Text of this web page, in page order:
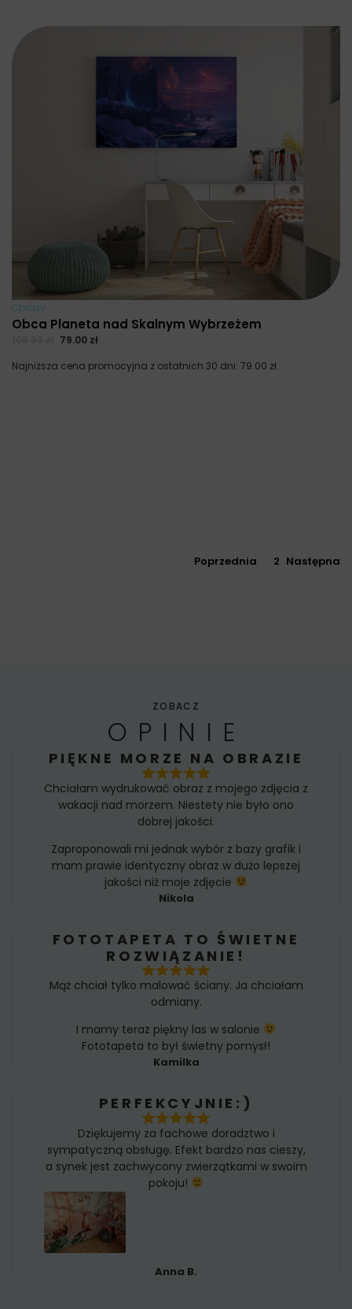
Obrazy
Obca Planeta nad Skalnym Wybrzeżem
79.00 zł
Najniższa cena promocyjna z ostatnich 30 dni: 79.00 zł.
Poprzednia 2 Następna
ZOBACZ
OPINIE
PIĘKNE MORZE NA OBRAZIE
Chciałam wydrukować obraz z mojego zdjęcia z
wakacji nad morzem. Niestety nie było ono
dobrej jakości.
Zaproponowali mi jednak wybór z bazy grafik i
mam prawie identyczny obraz w dużo lepszej
jakości niż moje zdjęcie
Nikola
FOTOTAPETA TO ŚWIETNE
ROZWIĄZANIE!
Mąż chciał tylko malować ściany. Ja chciałam
odmiany.
I mamy teraz piękny las w salonie
Fototapeta to był świetny pomysł!
Kamilka
PERFEKCYJNIE:)
Dziękujemy za fachowe doradztwo i
sympatyczną obsługę. Efekt bardzo nas cieszy,
a synek jest zachwycony zwierzątkami w swoim
pokoju!
Anna B.